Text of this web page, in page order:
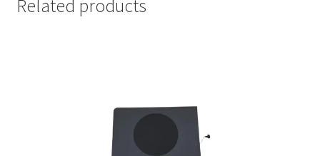
Related products